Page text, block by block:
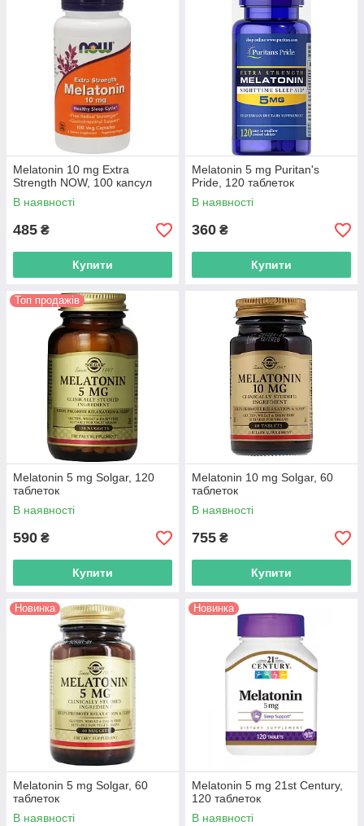
Melatonin 10 mg Extra
Strength NOW, 100 капсул
В наявності
485 ₴
Купити
Melatonin 5 mg Puritan's
Pride, 120 таблеток
В наявності
360 ₴
Купити
Топ продажів
Melatonin 5 mg Solgar, 120
таблеток
В наявності
590 ₴
Купити
Melatonin 10 mg Solgar, 60
таблеток
В наявності
755 ₴
Купити
Новинка
Melatonin 5 mg Solgar, 60
таблеток
В наявності
Новинка
Melatonin 5 mg 21st Century,
120 таблеток
В наявності